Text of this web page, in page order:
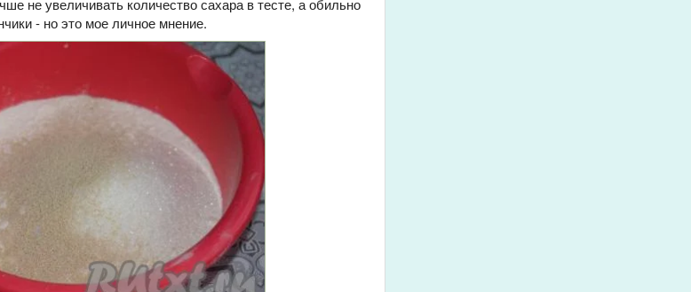
- но это мое личное мнение.